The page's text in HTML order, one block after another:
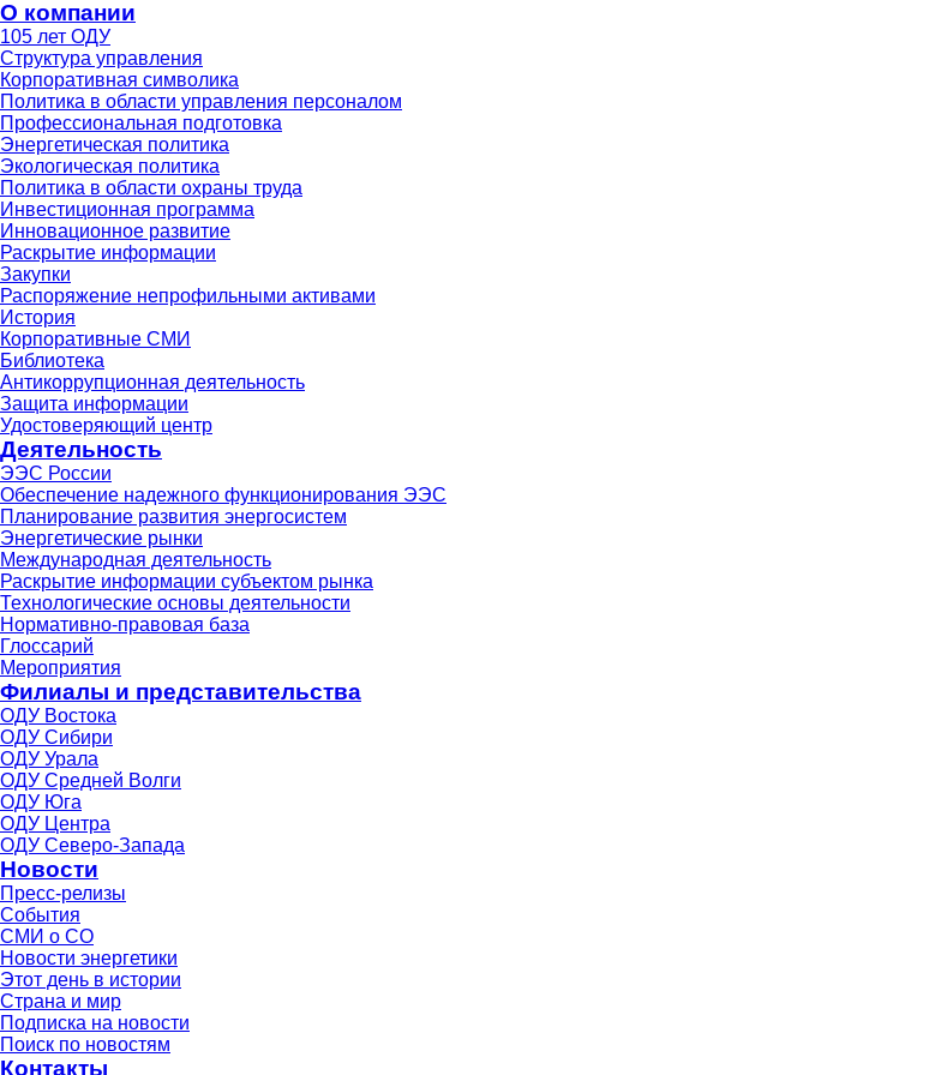
О компании
105 лет ОДУ
Структура управления
Корпоративная символика
Политика в области управления персоналом
Профессиональная подготовка
Энергетическая политика
Экологическая политика
Политика в области охраны труда
Инвестиционная программа
Инновационное развитие
Раскрытие информации
Закупки
Распоряжение непрофильными активами
История
Корпоративные СМИ
Библиотека
Антикоррупционная деятельность
Защита информации
Удостоверяющий центр
Деятельность
ЭЭС России
Обеспечение надежного функционирования ЭЭС
Планирование развития энергосистем
Энергетические рынки
Международная деятельность
Раскрытие информации субъектом рынка
Технологические основы деятельности
Нормативно-правовая база
Глоссарий
Мероприятия
Филиалы и представительства
ОДУ Востока
ОДУ Сибири
ОДУ Урала
ОДУ Средней Волги
ОДУ Юга
ОДУ Центра
ОДУ Северо-Запада
Новости
Пресс-релизы
События
СМИ о СО
Новости энергетики
Этот день в истории
Страна и мир
Подписка на новости
Поиск по новостям
Контакты